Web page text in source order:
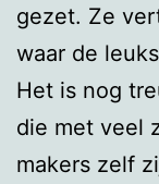
gezet. Ze
waar de
Het is nog
die met veel
makers zelf